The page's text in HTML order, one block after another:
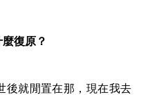
復原？
後就閒置在那，現在我去